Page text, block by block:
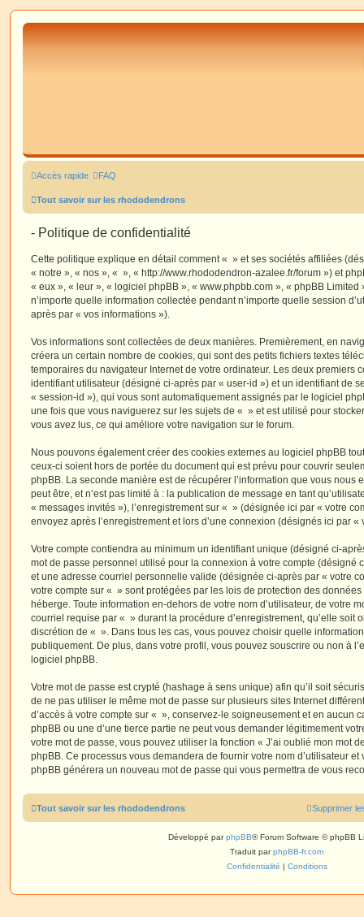
Accès rapide FAQ
Tout savoir sur les rhododendrons
- Politique de confidentialité
Cette politique explique en détail comment « » et ses sociétés affiliées
« notre », « nos », « », « http://www.rhododendron-azalee.fr/forum ») et
« eux », « leur », « logiciel phpBB », « www.phpbb.com », « phpBB
n’importe quelle information collectée pendant n’importe quelle session
après par « vos informations »).
Vos informations sont collectées de deux manières. Premièrement, en
créera un certain nombre de cookies, qui sont des petits fichiers textes
temporaires du navigateur Internet de votre ordinateur. Les deux premiers
identifiant utilisateur (désigné ci-après par « user-id ») et un identifiant de
« session-id »), qui vous sont automatiquement assignés par le logiciel
une fois que vous naviguerez sur les sujets de « » et est utilisé pour
vous avez lus, ce qui améliore votre navigation sur le forum.
Nous pouvons également créer des cookies externes au logiciel phpBB
ceux-ci soient hors de portée du document qui est prévu pour couvrir
phpBB. La seconde manière est de récupérer l’information que vous nous
peut être, et n’est pas limité à : la publication de message en tant
« messages invités »), l’enregistrement sur « » (désignée ici par « votre
envoyez après l’enregistrement et lors d’une connexion (désignés ici par «
Votre compte contiendra au minimum un identifiant unique (désigné ci-
mot de passe personnel utilisé pour la connexion à votre compte (désigné
et une adresse courriel personnelle valide (désignée ci-après par « votre
votre compte sur « » sont protégées par les lois de protection des
héberge. Toute information en-dehors de votre nom d’utilisateur, de votre
courriel requise par « » durant la procédure d’enregistrement, qu’elle soit
discrétion de « ». Dans tous les cas, vous pouvez choisir quelle
publiquement. De plus, dans votre profil, vous pouvez souscrire ou non à
logiciel phpBB.
Votre mot de passe est crypté (hashage à sens unique) afin qu’il soit
de ne pas utiliser le même mot de passe sur plusieurs sites Internet
d’accès à votre compte sur « », conservez-le soigneusement et en aucun
phpBB ou une d’une tierce partie ne peut vous demander légitimement
votre mot de passe, vous pouvez utiliser la fonction « J’ai oublié mon mot
phpBB. Ce processus vous demandera de fournir votre nom d’utilisateur
phpBB générera un nouveau mot de passe qui vous permettra de vous
Tout savoir sur les rhododendrons Supprimer
Développé parphpBB® Forum Software © phpBB
Traduit parphpBB-fr.com
Confidentialité | Conditions